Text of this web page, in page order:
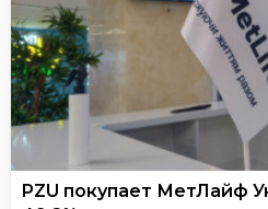
PZU покупает МетЛайф